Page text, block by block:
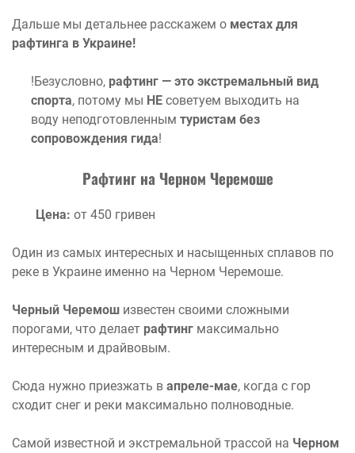
Дальше мы детальнее расскажем о местах для
рафтинга в Украине!
!Безусловно, рафтинг — это экстремальный вид
спорта, потому мы НЕ советуем выходить на
воду неподготовленным туристам без
сопровождения гида!
Рафтинг на Черном Черемоше
Цена: от 450 гривен
Один из самых интересных и насыщенных сплавов по
реке в Украине именно на Черном Черемоше.
Черный Черемош известен своими сложными
порогами, что делает рафтинг максимально
интересным и драйвовым.
Сюда нужно приезжать в апреле-мае, когда с гор
сходит снег и реки максимально полноводные.
Самой известной и экстремальной трассой на Черном